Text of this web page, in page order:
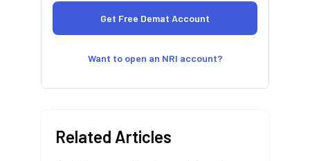
Want to open an NRI account?
Related Articles